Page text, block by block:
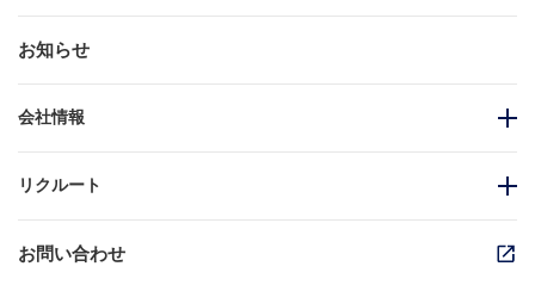
お知らせ
会社情報
リクルート
お問い合わせ